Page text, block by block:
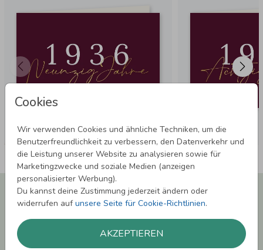
Cookies
Wir verwenden Cookies und ähnliche Techniken, um die
Benutzerfreundlichkeit zu verbessern, den Datenverkehr und
die Leistung unserer Website zu analysieren sowie für
Marketingzwecke und soziale Medien (anzeigen
personalisierter Werbung).
Du kannst deine Zustimmung jederzeit ändern oder
widerrufen aufunsere Seite für Cookie-Richtlinien.
AKZEPTIEREN
Newsletter abonnieren und 5,00 € Rabatt**
sichern!
Melde Dich zu unserem Newsletter an und bleibe auf dem
Laufenden.